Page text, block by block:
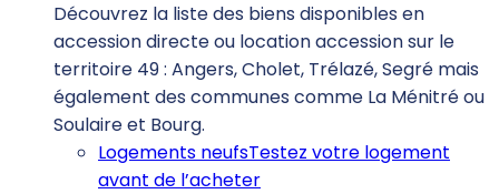
Découvrez la liste des biens disponibles en
accession directe ou location accession sur le
territoire 49 : Angers, Cholet, Trélazé, Segré mais
également des communes comme La Ménitré ou
Soulaire et Bourg.
Logements neufsTestez votre logement
avant de l’acheter